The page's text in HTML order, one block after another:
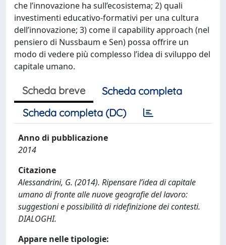
che l’innovazione ha sull’ecosistema; 2) quali
investimenti educativo-formativi per una cultura
dell’innovazione; 3) come il capability approach (nel
pensiero di Nussbaum e Sen) possa offrire un
modo di vedere più complesso l’idea di sviluppo del
capitale umano.
Scheda breve
Scheda completa
Scheda completa (DC)
Anno di pubblicazione
2014
Citazione
Alessandrini, G. (2014). Ripensare l’idea di capitale
umano di fronte alle nuove geografie del lavoro:
suggestioni e possibilità di ridefinizione dei contesti.
DIALOGHI.
Appare nelle tipologie: